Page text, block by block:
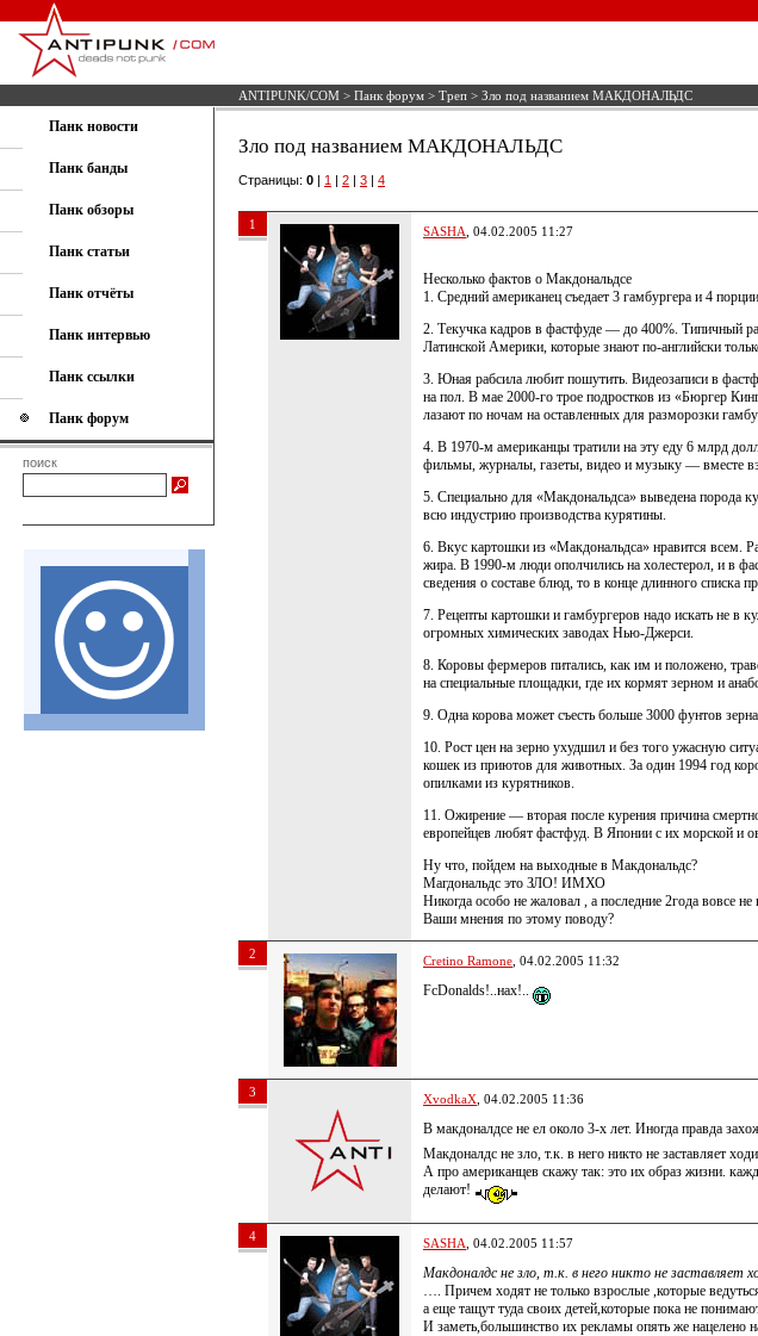
ANTIPUNK/COM > Панк форум > Треп > Зло под названием МАКДОНАЛЬДС
Панк новости
Панк банды
Панк обзоры
Панк статьи
Панк отчёты
Панк интервью
Панк ссылки
Панк форум
поиск
Зло под названием МАКДОНАЛЬДС
Страницы: 0 | 1 | 2 | 3 | 4
1 SASHA , 04.02.2005 11:27
Несколько фактов о Макдональдсе
1. Средний американец съедает 3 гамбургера и 4
2. Текучка кадров в фастфуде — до 400%. Типичный
Латинской Америки, которые знают по-английски
3. Юная рабсила любит пошутить. Видеозаписи в
на пол. В мае 2000-го трое подростков из «Бюргер
лазают по ночам на оставленных для разморозки
4. В 1970-м американцы тратили на эту еду 6 млрд
фильмы, журналы, газеты, видео и музыку — вместе
5. Специально для «Макдональдса» выведена порода
всю индустрию производства курятины.
6. Вкус картошки из «Макдональдса» нравится всем.
жира. В 1990-м люди ополчились на холестерол, и в
сведения о составе блюд, то в конце длинного списка
7. Рецепты картошки и гамбургеров надо искать не в
огромных химических заводах Нью-Джерси.
8. Коровы фермеров питались, как им и положено,
на специальные площадки, где их кормят зерном и
9. Одна корова может съесть больше 3000 фунтов
10. Рост цен на зерно ухудшил и без того ужасную
кошек из приютов для животных. За один 1994 год
опилками из курятников.
11. Ожирение — вторая после курения причина
европейцев любят фастфуд. В Японии с их морской и
Ну что, пойдем на выходные в Макдональдс?
Магдональдс это ЗЛО! ИМХО
Никогда особо не жаловал , а последние 2года вовсе
Ваши мнения по этому поводу?
2 Cretino Ramone , 04.02.2005 11:32
FcDonalds!..нах!..
3 XvodkaX , 04.02.2005 11:36
В макдоналдсе не ел около 3-х лет. Иногда правда
Макдоналдс не зло, т.к. в него никто не заставляет
А про американцев скажу так: это их образ жизни.
делают!
4 SASHA , 04.02.2005 11:57
Макдоналдс не зло, т.к. в него никто не заставляет
…. Причем ходят не только взрослые ,которые
а еще тащут туда своих детей,которые пока не
И заметь,большинство их рекламы опять же